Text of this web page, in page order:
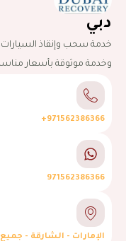
دبي
خدمة سحب وإنقاذ السيارات
وخدمة موثوقة بأسعار
971562386366+
971562386366
الإمارات - الشارقة -